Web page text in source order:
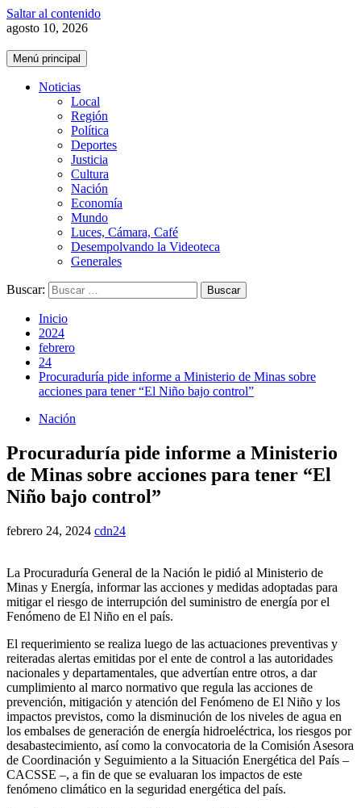
Saltar al contenido
agosto 10, 2026
Menú principal
Noticias
Local
Región
Política
Deportes
Justicia
Cultura
Nación
Economía
Mundo
Luces, Cámara, Café
Desempolvando la Videoteca
Generales
Buscar:
Inicio
2024
febrero
24
Procuraduría pide informe a Ministerio de Minas sobre
acciones para tener “El Niño bajo control”
Nación
Procuraduría pide informe a Ministerio
de Minas sobre acciones para tener “El
Niño bajo control”
febrero 24, 2024 cdn24
La Procuraduría General de la Nación le pidió al Ministerio de
Minas y Energía, informar las acciones y medidas adoptadas para
mitigar el riesgo de interrupción del suministro de energía por el
Fenómeno de El Niño en el país.
El requerimiento se realiza luego de las actuaciones preventivas y
reiteradas alertas emitidas por el ente de control a las autoridades
nacionales y departamentales, que advertían entre otros, a dar
cumplimiento al marco normativo que regula las acciones de
prevención, mitigación y atención del Fenómeno de El Niño y los
impactos previstos, como la disminución de los niveles de agua en
los embalses de generación de energía hidroeléctrica, los riesgos por
desabastecimiento, así como la convocatoria de la Comisión Asesora
de Coordinación y Seguimiento a la Situación Energética del País –
CACSSE –, a fin de que se evaluaran los impactos de este
fenómeno climático en la seguridad energética del país.